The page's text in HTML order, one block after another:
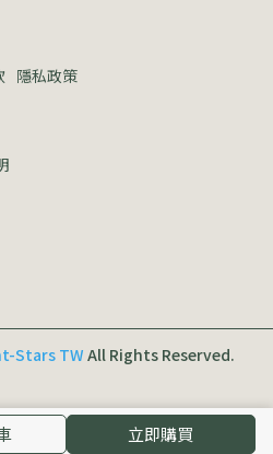
加入購物車
立即購買
隱私政策
Stars TW All Rights Reserved.